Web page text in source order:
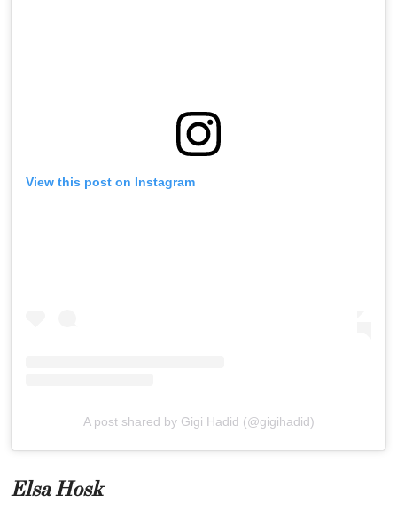
View this post on Instagram
A post shared by Gigi Hadid (@gigihadid)
Elsa Hosk